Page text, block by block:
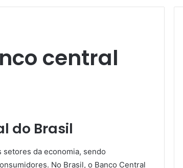
central
do Brasil
da economia, sendo
No Brasil, o Banco Central